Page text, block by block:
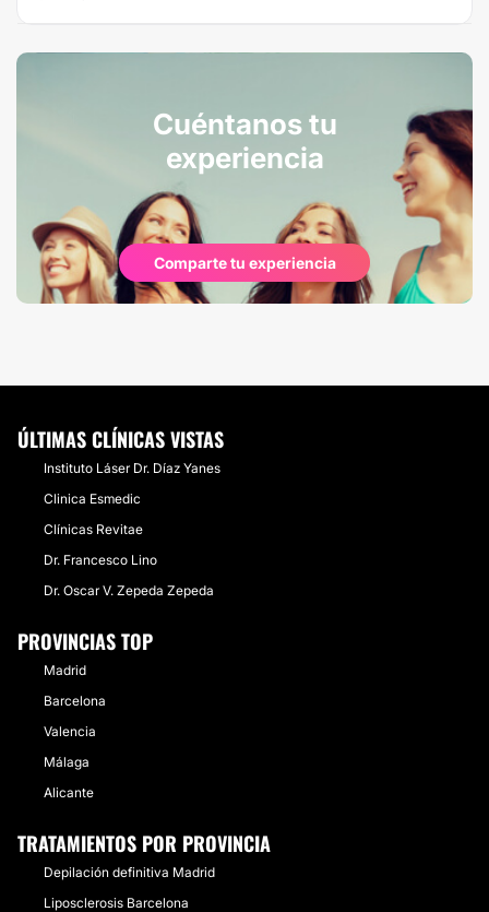
Cuéntanos tu
experiencia
Comparte tu experiencia
ÚLTIMAS CLÍNICAS VISTAS
Instituto Láser Dr. Díaz Yanes
Clinica Esmedic
Clínicas Revitae
Dr. Francesco Lino
Dr. Oscar V. Zepeda Zepeda
PROVINCIAS TOP
Madrid
Barcelona
Valencia
Málaga
Alicante
TRATAMIENTOS POR PROVINCIA
Depilación definitiva Madrid
Liposclerosis Barcelona